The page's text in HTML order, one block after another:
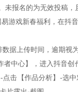
报名的为无效投稿，
游戏新春福利，在抖音
据上传时间，逾期视为
中心】，进入抖音
击【作品分析】-选